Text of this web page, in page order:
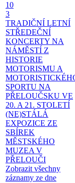
10
3
TRADIČNÍ LETNÍ
STŘEDEČNÍ
KONCERTY NA
NÁMĚSTÍ Z
HISTORIE
MOTORISMU A
SPORTU NA
PŘELOUČSKU VE
20. A 21. STOLETÍ
(NE)STÁLÁ
EXPOZICE ZE
SBÍREK
MĚSTSKÉHO
MUZEA V
PŘELOUČI
Zobrazit všechny
záznamy ze dne